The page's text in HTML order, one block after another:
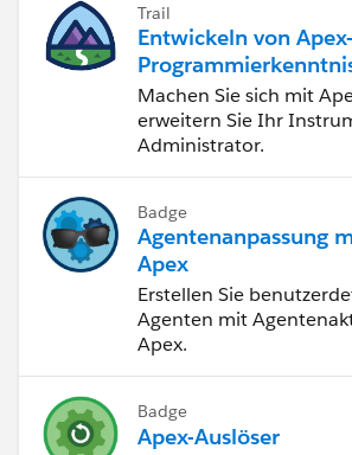
Trail
Entwickeln von Apex-
n
Machen Sie sich mit
erweitern Sie Ihr
Administrator.
Badge
Agentenanpassung
Apex
Erstellen Sie
Agenten mit
Apex.
Badge
Apex-Auslöser